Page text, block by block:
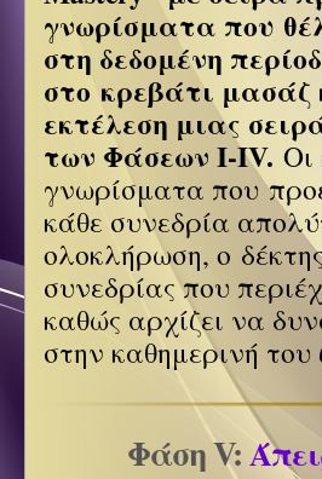
γνωρίσματα που
στη δεδομένη
στο κρεβάτι μασάζ
εκτέλεση μιας
των Φάσεων I-IV. Οι
γνωρίσματα που
κάθε συνεδρία
ολοκλήρωση, ο
συνεδρίαςπου
καθώς αρχίζει να
στην καθημερινή του
Φάση V: